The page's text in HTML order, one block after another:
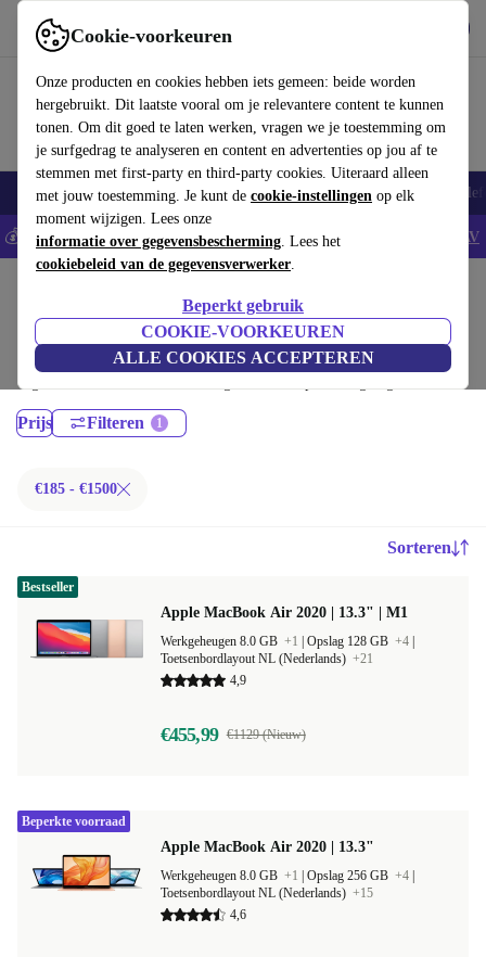
Cookie-voorkeuren
Onze producten en cookies hebben iets gemeen: beide worden
hergebruikt. Dit laatste vooral om je relevantere content te kunnen
tonen. Om dit goed te laten werken, vragen we je toestemming om
je surfgedrag te analyseren en content en advertenties op jou af te
stemmen met first-party en third-party cookies. Uiteraard alleen
met jouw toestemming. Je kunt de cookie-instellingen op elk
moment wijzigen. Lees onze
informatie over gegevensbescherming. Lees het
cookiebeleid van de gegevensverwerker.
Beperkt gebruik
COOKIE-VOORKEUREN
ALLE COOKIES ACCEPTEREN
Gebruik refurbed snel en eenvoudig
Smartphones Laptops Tablets Smartwatches Accessoires
💰Bespaar 5% EXTRA op alle iPhones - Code: IPHONEDEAL - AV
MacBooks:
Gecertificeerd refurbished MacBooks onder 1500€ – bespaar tot 40%. 30
dagen retourrecht & 12 maanden garantie. Shop vandaag nog duurzaam!
Prijs Filteren
€185 - €1500
Sorteren
Apple MacBook Air 2020 | 13.3" | M1
Werkgeheugen 8.0 GB +1 Opslag 128 GB +4
Toetsenbordlayout NL (Nederlands) +21
4,9
€455,99 €1129 (Nieuw)
Bestseller
Apple MacBook Air 2020 | 13.3"
Werkgeheugen 8.0 GB +1 Opslag 256 GB +4
Toetsenbordlayout NL (Nederlands) +15
4,6
Beperkte voorraad